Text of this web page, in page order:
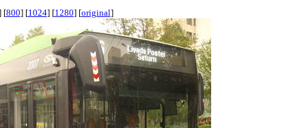
[800] [1024] [1280] [original]